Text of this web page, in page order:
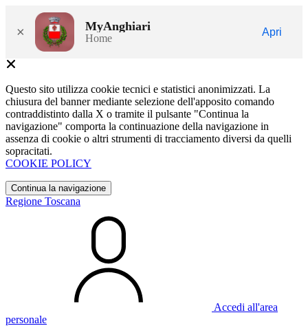
× MyAnghiari
Home
Apri
Questo sito utilizza cookie tecnici e statistici anonimizzati. La
chiusura del banner mediante selezione dell'apposito comando
contraddistinto dalla X o tramite il pulsante "Continua la
navigazione" comporta la continuazione della navigazione in
assenza di cookie o altri strumenti di tracciamento diversi da quelli
sopracitati.
COOKIE POLICY
Continua la navigazione
Regione Toscana
Accedi all'area
personale